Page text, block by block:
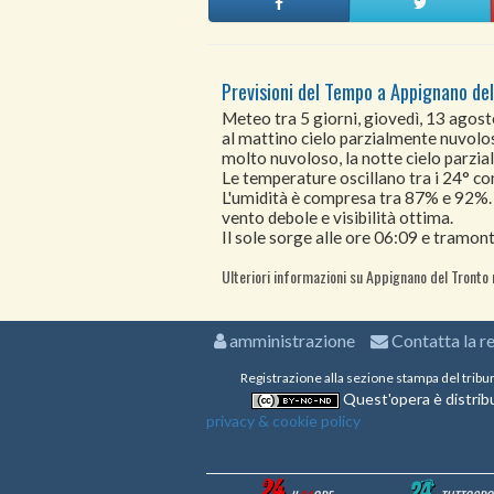
Previsioni del Tempo a Appignano
Meteo tra 5 giorni, giovedì, 13
al mattino cielo parzialmente
molto nuvoloso, la notte cielo
Le temperature oscillano tra i 24°
L'umidità è compresa tra 87% e 92%.
vento debole e visibilità ottima.
Il sole sorge alle ore 06:09 e
Ulteriori informazioni su Appignano del
amministrazione Contatta la
Registrazione alla sezione stampa del
Quest'opera è
privacy & cookie policy